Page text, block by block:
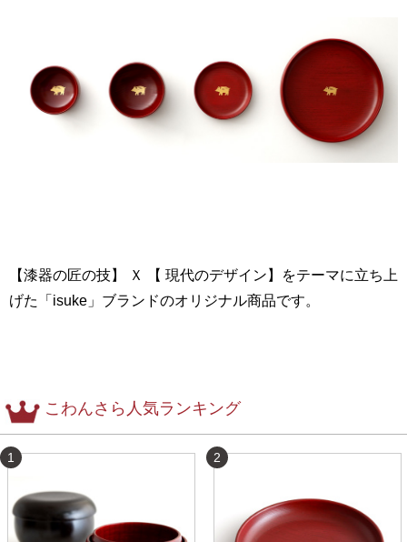
【漆器の匠の技】 Ｘ 【 現代のデザイン】をテーマに立ち上
げた「isuke」ブランドのオリジナル商品です。
こわんさら人気ランキング
1 2